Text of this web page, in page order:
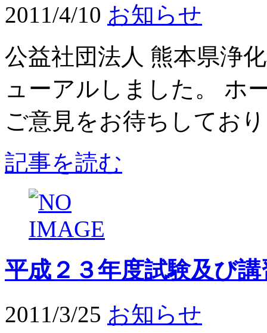
2011/4/10 お知らせ
公益社団法人 熊本県浄
ューアルしました。 ホ
ご意見をお待ちしてお
記事を読む
平成２３年度試験及び
2011/3/25 お知らせ